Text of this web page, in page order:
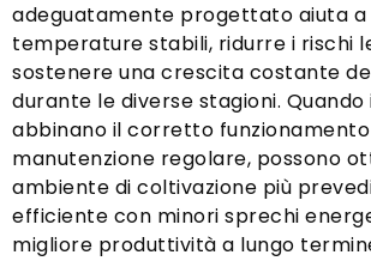
adeguatamente progettato aiuta
temperature stabili, ridurre i rischi
sostenere una crescita costante
durante le diverse stagioni.
abbinano il corretto
manutenzione regolare, possono
ambiente di coltivazione più
efficiente con minori sprechi
migliore produttività a lungo